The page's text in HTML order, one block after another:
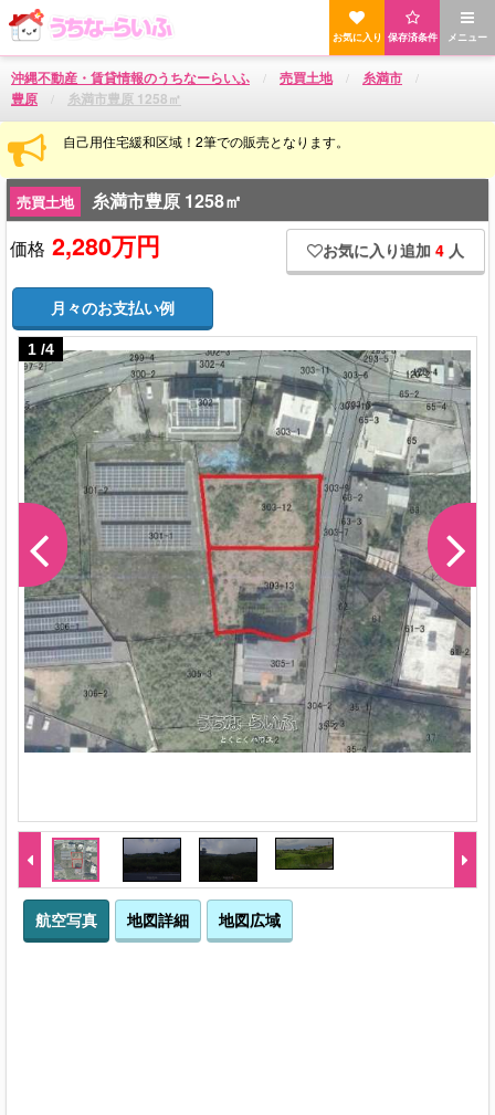
メニュー
保存済条件
お気に入り
沖縄不動産・賃貸情報のうちなーらいふ 売買土地
糸満市
豊原
糸満市豊原 1258㎡
自己用住宅緩和区域！2筆での販売となります。
売買土地
糸満市豊原 1258㎡
価格 2,280万円 お気に入り追加 4 人
月々のお支払い例
1 /4
航空写真 地図詳細 地図広域